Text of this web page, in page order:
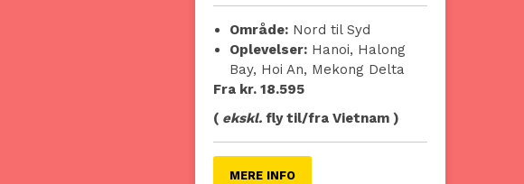
Område:Nord til Syd
Oplevelser: Hanoi, Halong
Bay, Hoi An, Mekong Delta
Fra kr. 18.595
( ekskl.fly til/fra Vietnam )
MERE INFO